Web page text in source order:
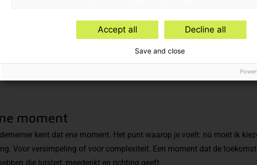
& video's
Gerelateerde onderwerpen
Accountancy & Advies
moment
kent dat ene moment. Het punt waarop je voelt: nú moet ik
Voor versimpeling of voor complexiteit. Een moment dat de
die luistert, meedenkt en richting geeft.
Accept all Decline all
Save and close